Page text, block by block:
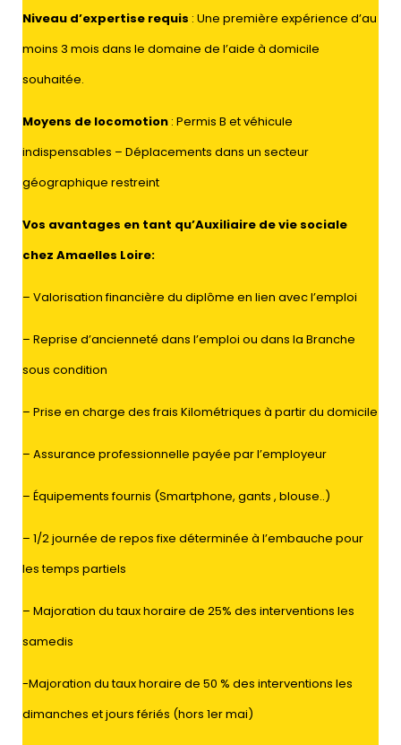
Niveau d’expertise requis : Une première expérience d’au
moins 3 mois dans le domaine de l’aide à domicile
souhaitée.
Moyens de locomotion : Permis B et véhicule
indispensables – Déplacements dans un secteur
géographique restreint
Vos avantages en tant qu’Auxiliaire de vie sociale
chez Amaelles Loire:
– Valorisation financière du diplôme en lien avec l’emploi
– Reprise d’ancienneté dans l’emploi ou dans la Branche
sous condition
– Prise en charge des frais Kilométriques à partir du domicile
– Assurance professionnelle payée par l’employeur
– Équipements fournis (Smartphone, gants , blouse..)
– 1/2 journée de repos fixe déterminée à l’embauche pour
les temps partiels
– Majoration du taux horaire de 25% des interventions les
samedis
-Majoration du taux horaire de 50 % des interventions les
dimanches et jours fériés (hors 1er mai)